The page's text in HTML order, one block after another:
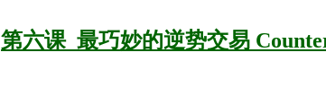
第六课 最巧妙的逆势交易